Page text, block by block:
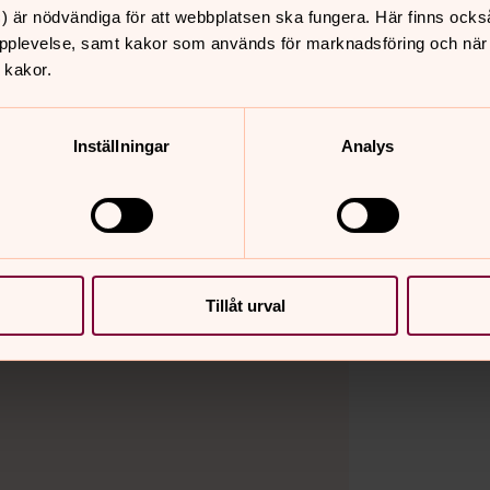
är nödvändiga för att webbplatsen ska fungera. Här finns
samt kakor som används för marknadsföring och
Inställningar Analys
Tillåt urval
att lyckas", ur Ordspråksboken
kan kontrollera allt i sitt liv och
både bra och dåliga. Man
vila i tilliten att Gud bär livet.